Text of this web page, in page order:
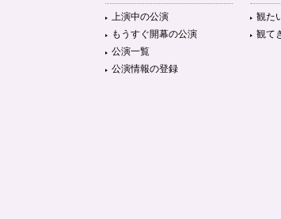
上演中の公演
もうすぐ開幕の公演
公演一覧
公演情報の登録
観た
観て